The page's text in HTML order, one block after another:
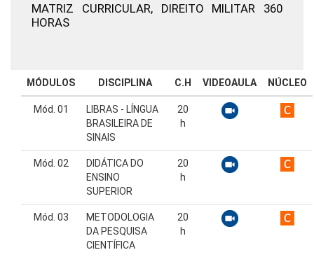
MATRIZ CURRICULAR, DIREITO MILITAR 360
HORAS
MÓDULOS DISCIPLINA C.H VIDEOAULA NÚCLEO
Mód. 01
LIBRAS - LÍNGUA
BRASILEIRA DE
SINAIS
20
h
Mód. 02
DIDÁTICA DO
ENSINO
SUPERIOR
20
h
Mód. 03
METODOLOGIA
DA PESQUISA
CIENTÍFICA
20
h